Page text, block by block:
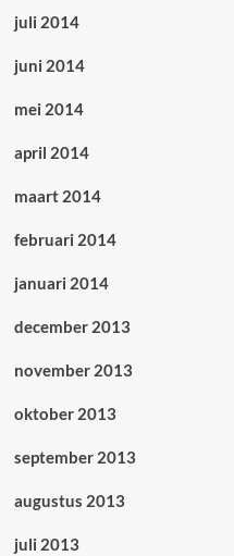
juli 2014
juni 2014
mei 2014
april 2014
maart 2014
februari 2014
januari 2014
december 2013
november 2013
oktober 2013
september 2013
augustus 2013
juli 2013